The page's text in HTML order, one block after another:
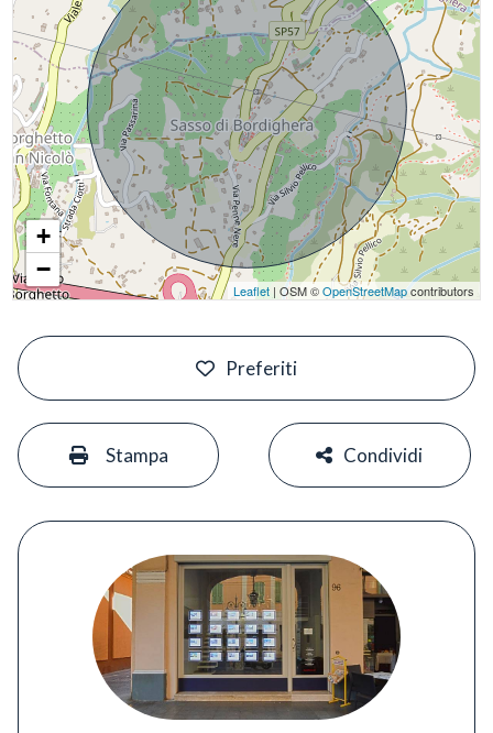
+
−
Leaflet| OSM ©OpenStreetMapcontributors
Preferiti
Stampa Condividi